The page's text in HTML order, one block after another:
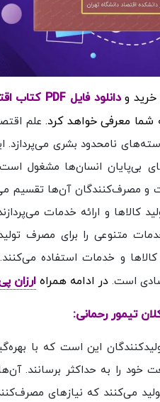
ودانلود فایل PDF کتاب اقتصاد کلان تیمور رحمانی
شما معرفی خواهد کرد. علم
نامحدود بشری
بی‌پایان انسان‌ها مشغول
و مصرف‌کنندگان آن‌ها تقسیم
کالاها و ارائه خدمات
متنوعی را برای مصرف
و خدمات استفاده
است.در ادامه همراهارزان
تیمور رحمانی:
این است که با
را به حداکثر برسانند. آن‌ها
می‌کنند که نیازهای